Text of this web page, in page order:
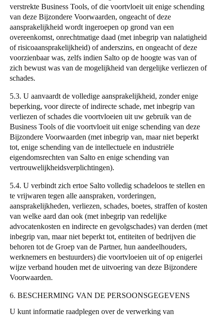
verstrekte Business Tools, of die voortvloeit uit enige schending
van deze Bijzondere Voorwaarden, ongeacht of deze
aansprakelijkheid wordt ingeroepen op grond van een
overeenkomst, onrechtmatige daad (met inbegrip van nalatigheid
of risicoaansprakelijkheid) of anderszins, en ongeacht of deze
voorzienbaar was, zelfs indien Salto op de hoogte was van of
zich bewust was van de mogelijkheid van dergelijke verliezen of
schades.
5.3. U aanvaardt de volledige aansprakelijkheid, zonder enige
beperking, voor directe of indirecte schade, met inbegrip van
verliezen of schades die voortvloeien uit uw gebruik van de
Business Tools of die voortvloeit uit enige schending van deze
Bijzondere Voorwaarden (met inbegrip van, maar niet beperkt
tot, enige schending van de intellectuele en industriële
eigendomsrechten van Salto en enige schending van
vertrouwelijkheidsverplichtingen).
5.4. U verbindt zich ertoe Salto volledig schadeloos te stellen en
te vrijwaren tegen alle aanspraken, vorderingen,
aansprakelijkheden, verliezen, schades, boetes, straffen of kosten
van welke aard dan ook (met inbegrip van redelijke
advocatenkosten en indirecte en gevolgschades) van derden (met
inbegrip van, maar niet beperkt tot, entiteiten of bedrijven die
behoren tot de Groep van de Partner, hun aandeelhouders,
werknemers en bestuurders) die voortvloeien uit of op enigerlei
wijze verband houden met de uitvoering van deze Bijzondere
Voorwaarden.
6. BESCHERMING VAN DE PERSOONSGEGEVENS
U kunt informatie raadplegen over de verwerking van